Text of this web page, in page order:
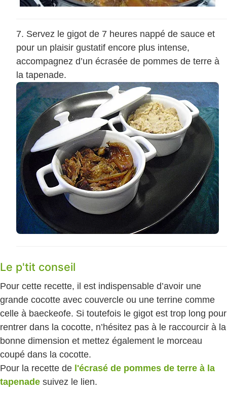
Servez le gigot de 7 heures nappé de sauce et
pour un plaisir gustatif encore plus intense,
accompagnez d’un écrasée de pommes de terre à
la tapenade.
Le p'tit conseil
Pour cette recette, il est indispensable d’avoir une
grande cocotte avec couvercle ou une terrine comme
celle à baeckeofe. Si toutefois le gigot est trop long pour
rentrer dans la cocotte, n’hésitez pas à le raccourcir à la
bonne dimension et mettez également le morceau
coupé dans la cocotte.
Pour la recette de l'écrasé de pommes de terre à la
tapenade suivez le lien.